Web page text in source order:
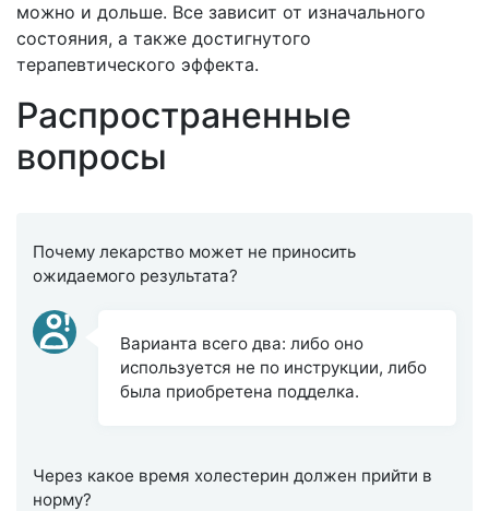
можно и дольше. Все зависит от изначального
состояния, а также достигнутого
терапевтического эффекта.
Распространенные
вопросы
Почему лекарство может не приносить
ожидаемого результата?
Варианта всего два: либо оно
используется не по инструкции, либо
была приобретена подделка.
Через какое время холестерин должен прийти в
норму?